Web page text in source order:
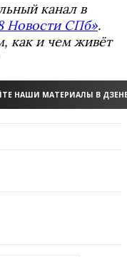
канал в
Новости СПб».
как и чем живёт
НАШИ МАТЕРИАЛЫ В